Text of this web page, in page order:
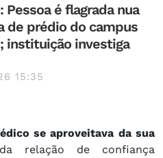
Pessoa é flagrada nua
de prédio do campus
instituição investiga
15:35
se aproveitava da sua
relação de confiança